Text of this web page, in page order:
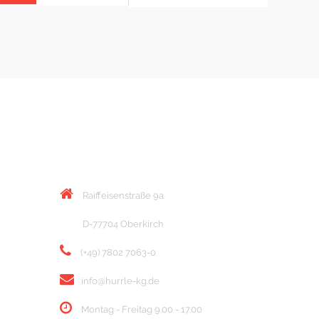
Raiffeisenstraße 9a
D-77704 Oberkirch
(+49) 7802 7063-0
info@hurrle-kg.de
Montag - Freitag 9.00 - 17.00